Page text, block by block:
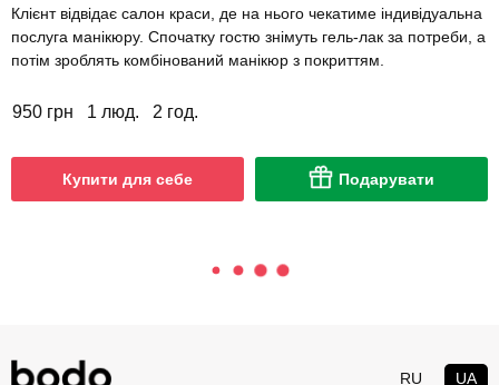
Клієнт відвідає салон краси, де на нього чекатиме індивідуальна
послуга манікюру. Спочатку гостю знімуть гель-лак за потреби, а
потім зроблять комбінований манікюр з покриттям.
950 грн 1 люд. 2 год.
Купити для себе Подарувати
RU UA